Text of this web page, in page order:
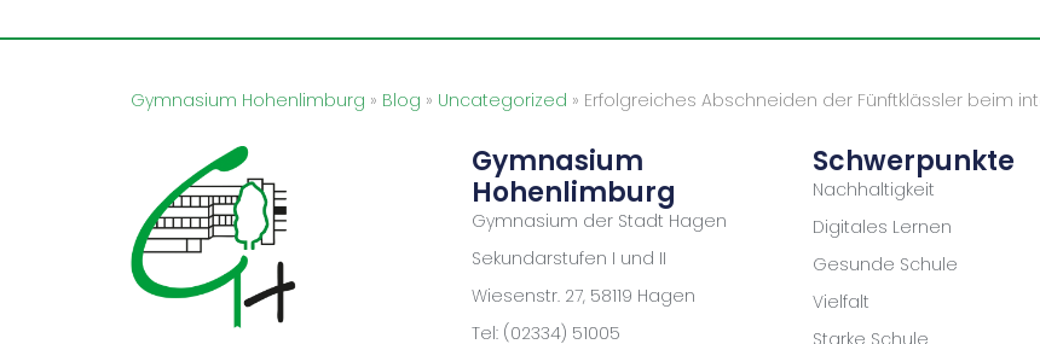
Gymnasium Hohenlimburg » Blog » Uncategorized » Erfolgreiches Abschneiden der Fünftklässler beim
Gymnasium
Hohenlimburg
Gymnasium der Stadt Hagen
Sekundarstufen I und II
Wiesenstr. 27, 58119 Hagen
Tel: (02334) 51005
Schwerpunkte
Nachhaltigkeit
Digitales Lernen
Gesunde Schule
Vielfalt